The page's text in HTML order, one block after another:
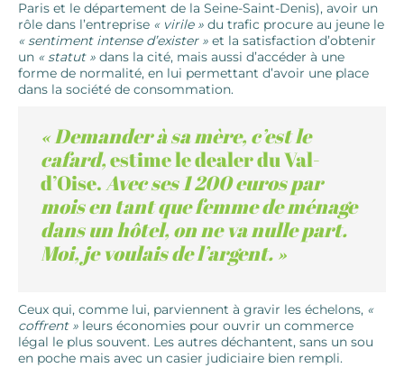
Paris et le département de la Seine-Saint-Denis), avoir un
rôle dans l’entreprise « virile » du trafic procure au jeune le
« sentiment intense d’exister » et la satisfaction d’obtenir
un « statut » dans la cité, mais aussi d’accéder à une
forme de normalité, en lui permettant d’avoir une place
dans la société de consommation.
« Demander à sa mère, c’est le
cafard,estime le dealer du Val-
d’Oise.Avec ses 1 200 euros par
mois en tant que femme de ménage
dans un hôtel, on ne va nulle part.
Moi, je voulais de l’argent. »
Ceux qui, comme lui, parviennent à gravir les échelons, «
coffrent » leurs économies pour ouvrir un commerce
légal le plus souvent. Les autres déchantent, sans un sou
en poche mais avec un casier judiciaire bien rempli.